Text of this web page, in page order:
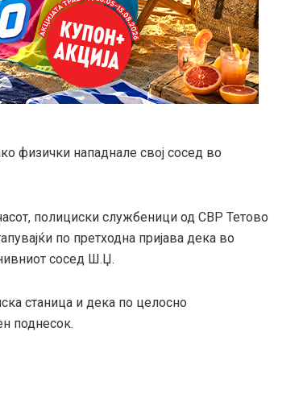
физички нападнале свој сосед во
полициски службеници од СВР Тетово
по претходна пријава дека во
сосед Ш.Џ.
станица и дека по целосно
поднесок.